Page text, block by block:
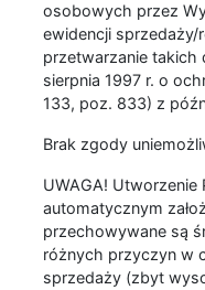
osobowych przez
ewidencji sprzedaży/
przetwarzanie takich
sierpnia 1997 r. o
133, poz. 833) z
Brak zgody
UWAGA! Utworzenie
automatycznym
przechowywane są
różnych przyczyn w
sprzedaży (zbyt